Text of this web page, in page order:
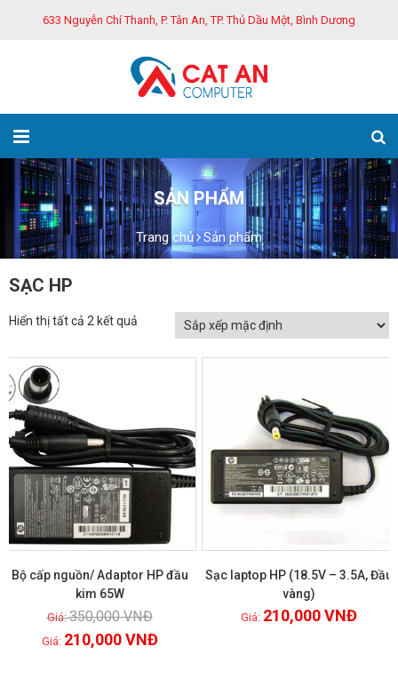
633 Nguyễn Chí Thanh, P. Tân An, TP. Thủ Dầu Một, Bình Dương
SẢN PHẨM
Trang chủ Sản phẩm
SẠC HP
Hiển thị tất cả 2 kết quả
GIẢM GIÁ!
Xem chi tiết
Bộ cấp nguồn/ Adaptor HP đầu
kim 65W
350,000VNĐ
210,000VNĐ
Xem chi tiết
Sạc laptop HP (18.5V – 3.5A, Đầu
vàng)
210,000VNĐ